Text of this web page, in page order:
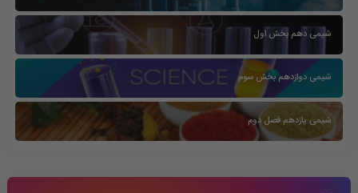
شیمی دهم بخش اول
شیمی دوازدهم بخش سوم
شیمی یازدهم فصل دوم